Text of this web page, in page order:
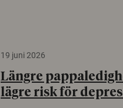
19 juni 2026
Längre
lägre risk för